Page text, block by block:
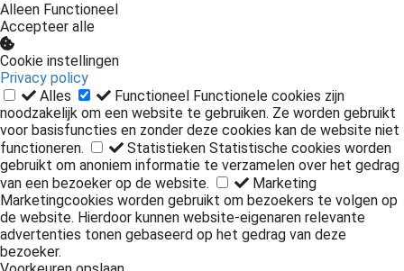
Alleen Functioneel
Accepteer alle
Cookie instellingen
Privacy policy
Alles
Functioneel Functionele cookies zijn
noodzakelijk om een website te gebruiken. Ze worden gebruikt
voor basisfuncties en zonder deze cookies kan de website niet
functioneren.
Statistieken Statistische cookies worden
gebruikt om anoniem informatie te verzamelen over het gedrag
van een bezoeker op de website.
Marketing
Marketingcookies worden gebruikt om bezoekers te volgen op
de website. Hierdoor kunnen website-eigenaren relevante
advertenties tonen gebaseerd op het gedrag van deze
bezoeker.